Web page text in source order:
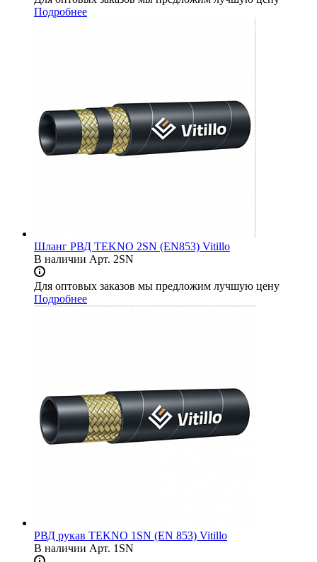
Подробнее
Шланг РВД TEKNO 2SN (EN853) Vitillo
В наличии Арт. 2SN
Для оптовых заказов мы предложим лучшую цену
Подробнее
РВД рукав TEKNO 1SN (EN 853) Vitillo
В наличии Арт. 1SN